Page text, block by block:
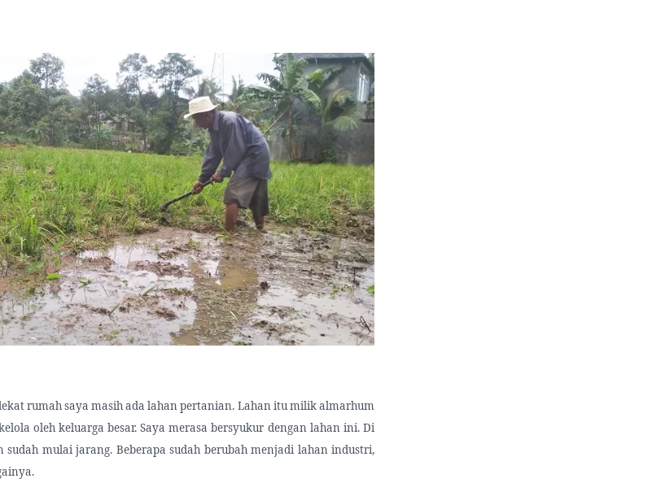
rumah saya masih ada lahan pertanian. Lahan itu milik almarhum
oleh keluarga besar. Saya merasa bersyukur dengan lahan ini. Di
mulai jarang. Beberapa sudah berubah menjadi lahan industri,